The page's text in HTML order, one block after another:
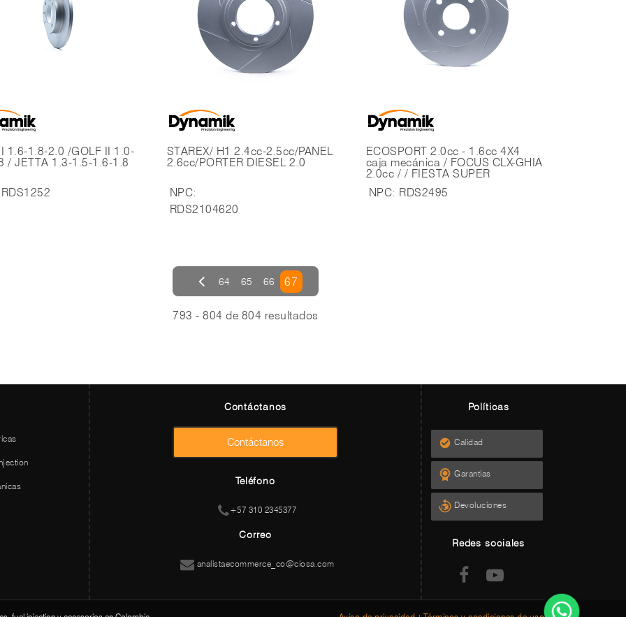
1.6-1.8-2.0 /GOLF II 1.0-
/ JETTA 1.3-1.5-1.6-1.8
RDS1252
STAREX/ H1 2.4cc-2.5cc/PANEL
2.6cc/PORTER DIESEL 2.0
NPC:
RDS2104620
ECOSPORT 2.0cc - 1.6cc 4X4
caja mecánica / FOCUS CLX-GHIA
2.0cc / / FIESTA SUPER
CHARGER (venezolano)
NPC: RDS2495
64 65 66 67
793 - 804 de 804 resultados
Contáctanos
Contáctanos
Teléfono
+57 310 2345377
Correo
analistaecommerce_co@ciosa.com
Políticas
Calidad
Garantías
Devoluciones
Redes sociales